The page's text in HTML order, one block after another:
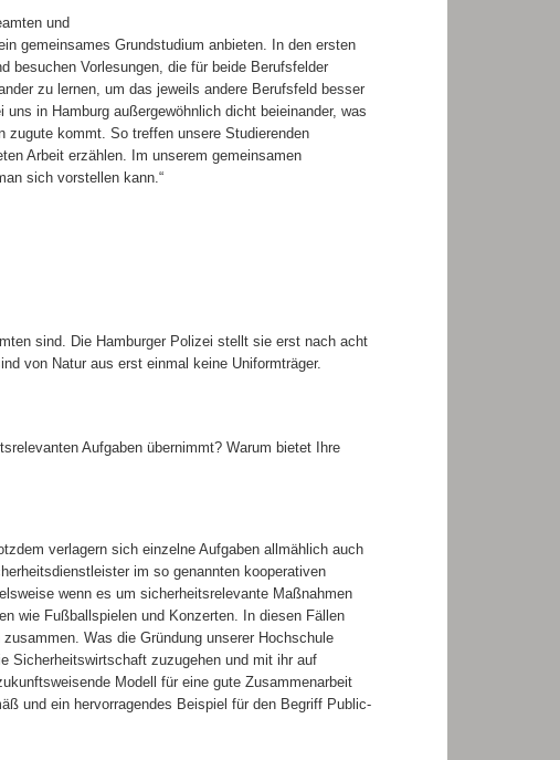
und
gemeinsames Grundstudium anbieten. In den ersten
besuchen Vorlesungen, die für beide Berufsfelder
zu lernen, um das jeweils andere Berufsfeld besser
in Hamburg außergewöhnlich dicht beieinander, was
zugute kommt. So treffen unsere Studierenden
Arbeit erzählen. Im unserem gemeinsamen
sich vorstellen kann.“
sind. Die Hamburger Polizei stellt sie erst nach acht
von Natur aus erst einmal keine Uniformträger.
Aufgaben übernimmt? Warum bietet Ihre
verlagern sich einzelne Aufgaben allmählich auch
im so genannten kooperativen
wenn es um sicherheitsrelevante Maßnahmen
wie Fußballspielen und Konzerten. In diesen Fällen
Was die Gründung unserer Hochschule
Sicherheitswirtschaft zuzugehen und mit ihr auf
Modell für eine gute Zusammenarbeit
und ein hervorragendes Beispiel für den Begriff Public-